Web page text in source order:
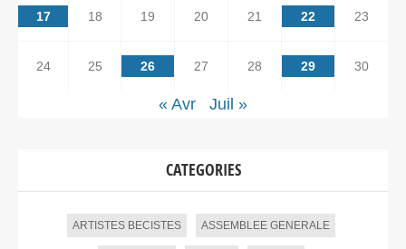
17 18 19 20 21 22 23
24 25 26 27 28 29 30
« Avr Juil »
CATEGORIES
ARTISTES BECISTES ASSEMBLEE GENERALE